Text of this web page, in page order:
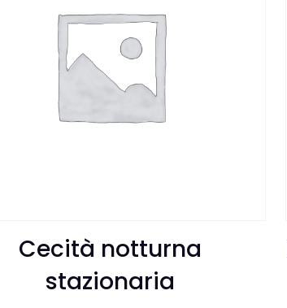
Cecità notturna
stazionaria